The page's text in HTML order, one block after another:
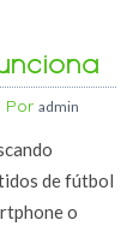
Por admin
de fútbol
o